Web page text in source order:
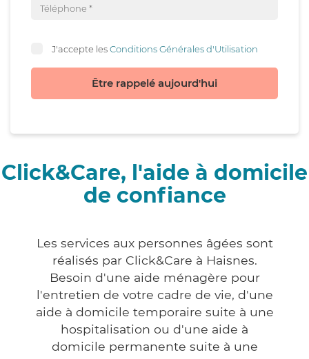
J'accepte lesConditions Générales d'Utilisation
Être rappelé aujourd'hui
Click&Care, l'aide à domicile
de confiance
Les services aux personnes âgées sont
réalisés par Click&Care à Haisnes.
Besoin d'une aide ménagère pour
l'entretien de votre cadre de vie, d'une
aide à domicile temporaire suite à une
hospitalisation ou d'une aide à
domicile permanente suite à une